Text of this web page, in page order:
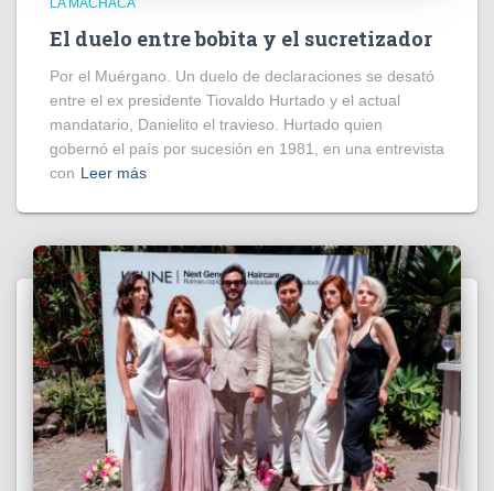
LA MACHACA
El duelo entre bobita y el sucretizador
Por el Muérgano. Un duelo de declaraciones se desató
entre el ex presidente Tiovaldo Hurtado y el actual
mandatario, Danielito el travieso. Hurtado quien
gobernó el país por sucesión en 1981, en una entrevista
con Leer más